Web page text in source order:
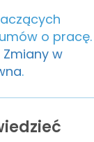
o pracę.
Zmiany w
.